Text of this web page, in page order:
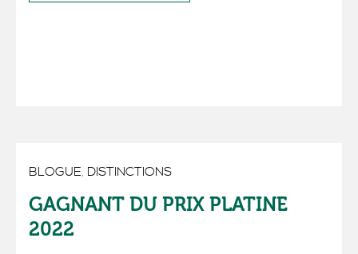
BLOGUE, DISTINCTIONS
GAGNANT DU PRIX PLATINE
2022